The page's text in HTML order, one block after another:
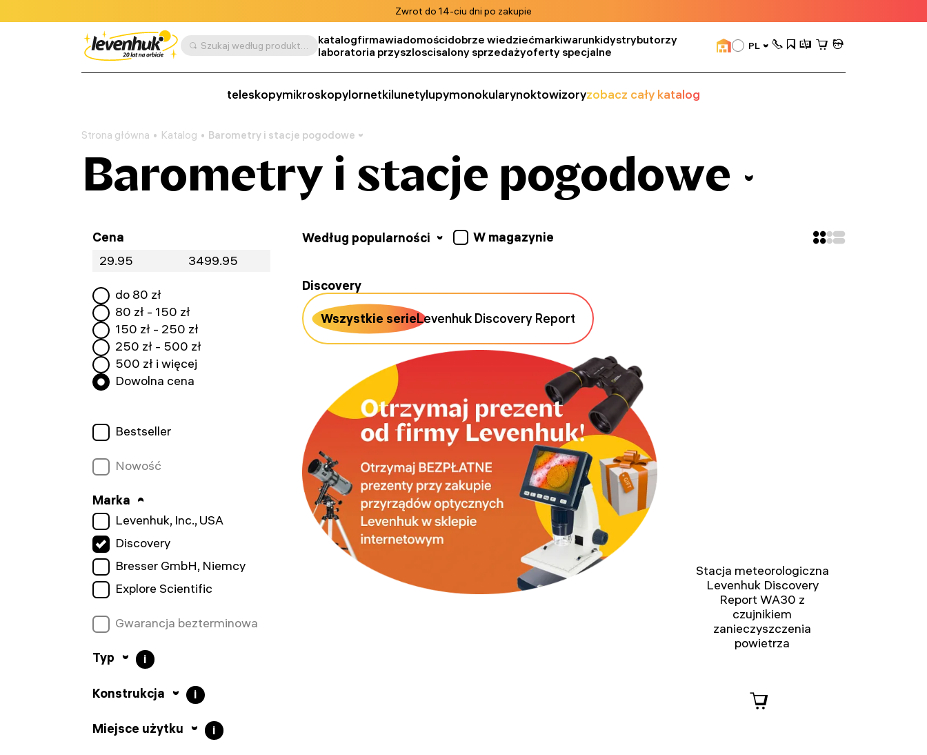
Zwrot do 14-ciu dni po zakupie
Szukaj według produktu, SKU, kategorii itp. katalogfirmawiadomościdobrze wiedziećmarkiwarunkidystrybutorzy
laboratoria przyszloscisalony sprzedażyoferty specjalne PL
teleskopymikroskopylornetkilunetylupymonokularynoktowizoryzobacz cały katalog
Strona główna Katalog Barometry i stacje pogodowe
Barometry i stacje pogodowe
Cena
do 80 zł
80 zł - 150 zł
150 zł - 250 zł
250 zł - 500 zł
500 zł i więcej
Dowolna cena
Bestseller
Nowość
Marka
Levenhuk, Inc., USA
Discovery
Bresser GmbH, Niemcy
Explore Scientific
Gwarancja bezterminowa
Typ i
Konstrukcja i
Miejsce użytku i
Według popularności W magazynie
Discovery
Wszystkie serieLevenhuk Discovery Report
Stacja meteorologiczna
Levenhuk Discovery
Report WA30 z
czujnikiem
zanieczyszczenia
powietrza